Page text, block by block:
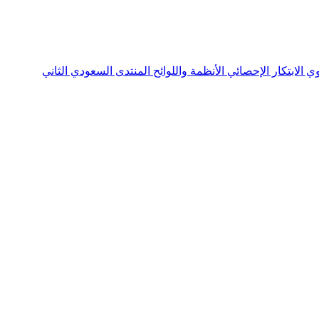
الابتكار الإحصائي الأنظمة واللوائح المنتدى السعودي الثاني